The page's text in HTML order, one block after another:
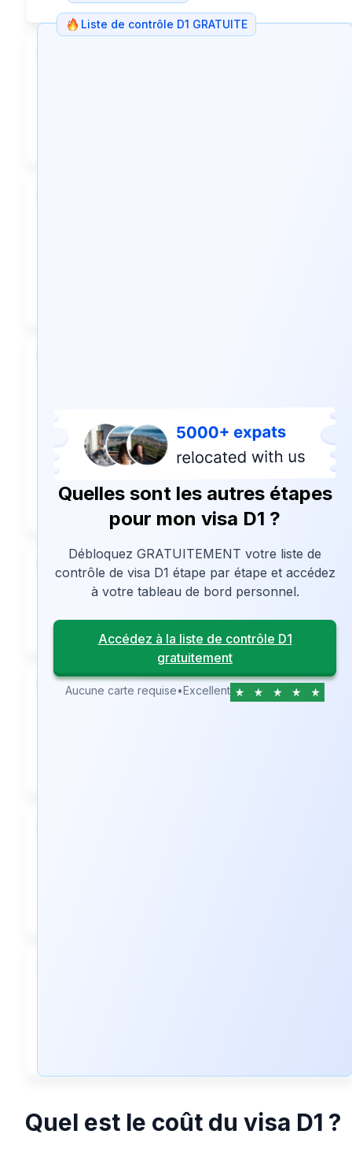
votre consulat portugais le plus
proche et planifier un entretien.
⏳ To Anticipate
Organisez votre vol pour le Portugal.
🏦 We are the best
9
Assurez-vous d'avoir souscrit une
Liste de contrôle D1 GRATUITE
Quelles sont les autres étapes
pour mon visa D1 ?
Débloquez GRATUITEMENT votre liste de
contrôle de visa D1 étape par étape et accédez
à votre tableau de bord personnel.
Accédez à la liste de contrôle D1
gratuitement
Aucune carte requise•Excellent
Quel est le coût du visa D1 ?